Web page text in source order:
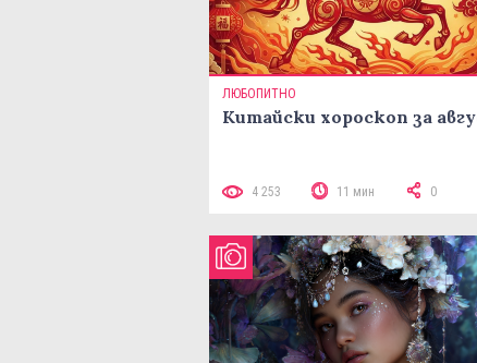
ЛЮБОПИТНО
Китайски хороскоп за
4 253 11 мин 0